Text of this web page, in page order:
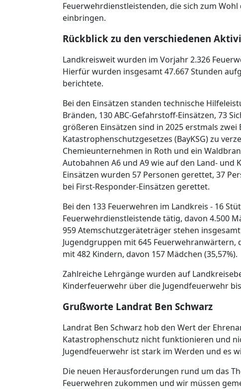
Feuerwehrdienstleistenden, die sich zum
einbringen.
Rückblick zu den verschiedenen
Landkreisweit wurden im Vorjahr 2.326
Hierfür wurden insgesamt 47.667 Stunden
berichtete.
Bei den Einsätzen standen technische
Bränden, 130 ABC-Gefahrstoff-Einsätzen, 73
größeren Einsätzen sind in 2025 erstmals zwei
Katastrophenschutzgesetzes (BayKSG) zu
Chemieunternehmen in Roth und ein
Autobahnen A6 und A9 wie auf den Land-
Einsätzen wurden 57 Personen gerettet, 37
bei First-Responder-Einsätzen gerettet.
Bei den 133 Feuerwehren im Landkreis - 16
Feuerwehrdienstleistende tätig, davon 4.500
959 Atemschutzgeräteträger stehen
Jugendgruppen mit 645 Feuerwehranwärtern,
mit 482 Kindern, davon 157 Mädchen (35,57%).
Zahlreiche Lehrgänge wurden auf
Kinderfeuerwehr über die Jugendfeuerwehr
Grußworte Landrat Ben Schwarz
Landrat Ben Schwarz hob den Wert der
Katastrophenschutz nicht funktionieren und
Jugendfeuerwehr ist stark im Werden und es
Die neuen Herausforderungen rund um das
Feuerwehren zukommen und wir müssen